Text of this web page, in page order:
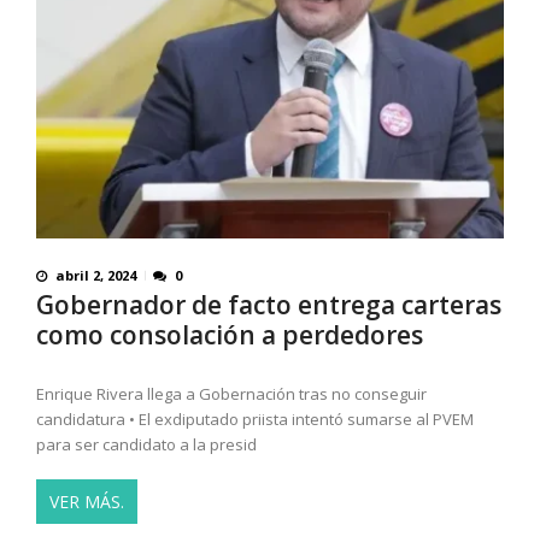
abril 2, 2024 0
Gobernador de facto entrega carteras
como consolación a perdedores
Enrique Rivera llega a Gobernación tras no conseguir
candidatura • El exdiputado priista intentó sumarse al PVEM
para ser candidato a la presid
VER MÁS.